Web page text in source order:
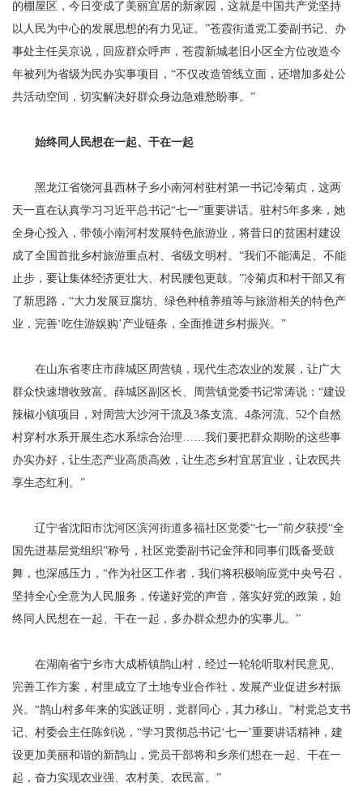
的棚屋区，今日变成了美丽宜居的新家园，这就是中国共产党坚持
以人民为中心的发展思想的有力见证。”苍霞街道党工委副书记、办
事处主任吴京说，回应群众呼声，苍霞新城老旧小区全方位改造今
年被列为省级为民办实事项目，“不仅改造管线立面，还增加多处公
共活动空间，切实解决好群众身边急难愁盼事。”
始终同人民想在一起、干在一起
黑龙江省饶河县西林子乡小南河村驻村第一书记冷菊贞，这两
天一直在认真学习习近平总书记“七一”重要讲话。驻村5年多来，她
全身心投入，带领小南河村发展特色旅游业，将昔日的贫困村建设
成了全国首批乡村旅游重点村、省级文明村。“我们不能满足、不能
止步，要让集体经济更壮大、村民腰包更鼓。”冷菊贞和村干部又有
了新思路，“大力发展豆腐坊、绿色种植养殖等与旅游相关的特色产
业，完善‘吃住游娱购’产业链条，全面推进乡村振兴。”
在山东省枣庄市薛城区周营镇，现代生态农业的发展，让广大
群众快速增收致富。薛城区副区长、周营镇党委书记常涛说：“建设
辣椒小镇项目，对周营大沙河干流及3条支流、4条河流、52个自然
村穿村水系开展生态水系综合治理……我们要把群众期盼的这些事
办实办好，让生态产业高质高效，让生态乡村宜居宜业，让农民共
享生态红利。”
辽宁省沈阳市沈河区滨河街道多福社区党委“七一”前夕获授“全
国先进基层党组织”称号，社区党委副书记金萍和同事们既备受鼓
舞，也深感压力，“作为社区工作者，我们将积极响应党中央号召，
坚持全心全意为人民服务，传递好党的声音，落实好党的政策，始
终同人民想在一起、干在一起，多办群众想办的实事儿。”
在湖南省宁乡市大成桥镇鹊山村，经过一轮轮听取村民意见、
完善工作方案，村里成立了土地专业合作社，发展产业促进乡村振
兴。“鹊山村多年来的实践证明，党群同心，其力移山。”村党总支书
记、村委会主任陈剑说，“学习贯彻总书记‘七一’重要讲话精神，建
设更加美丽和谐的新鹊山，党员干部将和乡亲们想在一起、干在一
起，奋力实现农业强、农村美、农民富。”